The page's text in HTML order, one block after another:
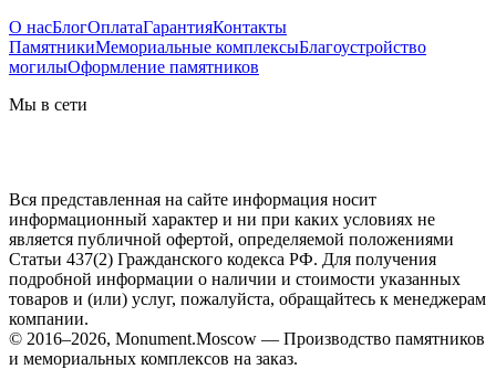
О насБлогОплатаГарантияКонтакты
ПамятникиМемориальные комплексыБлагоустройство
могилыОформление памятников
Мы в сети
Вся представленная на сайте информация носит
информационный характер и ни при каких условиях не
является публичной офертой, определяемой положениями
Статьи 437(2) Гражданского кодекса РФ. Для получения
подробной информации о наличии и стоимости указанных
товаров и (или) услуг, пожалуйста, обращайтесь к менеджерам
компании.
© 2016–2026, Monument.Moscow — Производство памятников
и мемориальных комплексов на заказ.